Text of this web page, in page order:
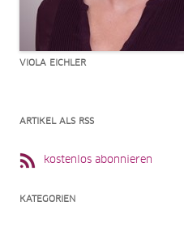
VIOLA EICHLER
ARTIKEL ALS RSS
kostenlos abonnieren
KATEGORIEN